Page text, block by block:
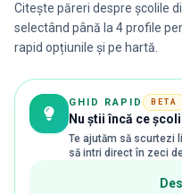
Citește păreri despre școlile
selectând până la 4 profile
rapid opțiunile și pe hartă.
GHID RAPID BETA
Nu știi încă ce
Te ajutăm să scurtezi
să intri direct în zeci